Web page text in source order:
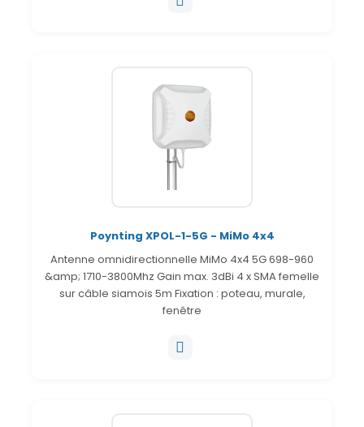
Poynting XPOL-1-5G - MiMo 4x4
Antenne omnidirectionnelle MiMo 4x4 5G 698-960
&amp; 1710-3800Mhz Gain max. 3dBi 4 x SMA femelle
sur câble siamois 5m Fixation : poteau, murale,
fenêtre